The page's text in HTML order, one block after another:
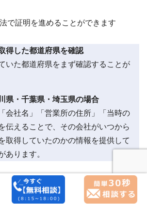
で証明を進めることができます
得した都道府県を確認
いた都道府県をまず確認することが
県・千葉県・埼玉県の場合
会社名」「営業所の住所」「当時の
伝えることで、その会社がいつから
取得していたのかの情報を提供して
あります。
が認められるか不安な方・そもそも請
も多いと思います。
様々な方法で１０